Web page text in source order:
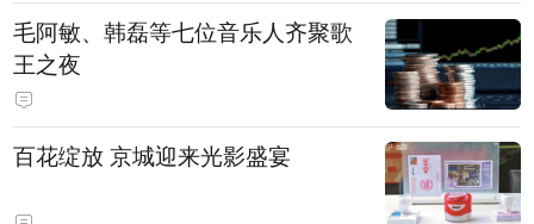
毛阿敏、韩磊等七位音乐人齐聚歌
王之夜
百花绽放 京城迎来光影盛宴